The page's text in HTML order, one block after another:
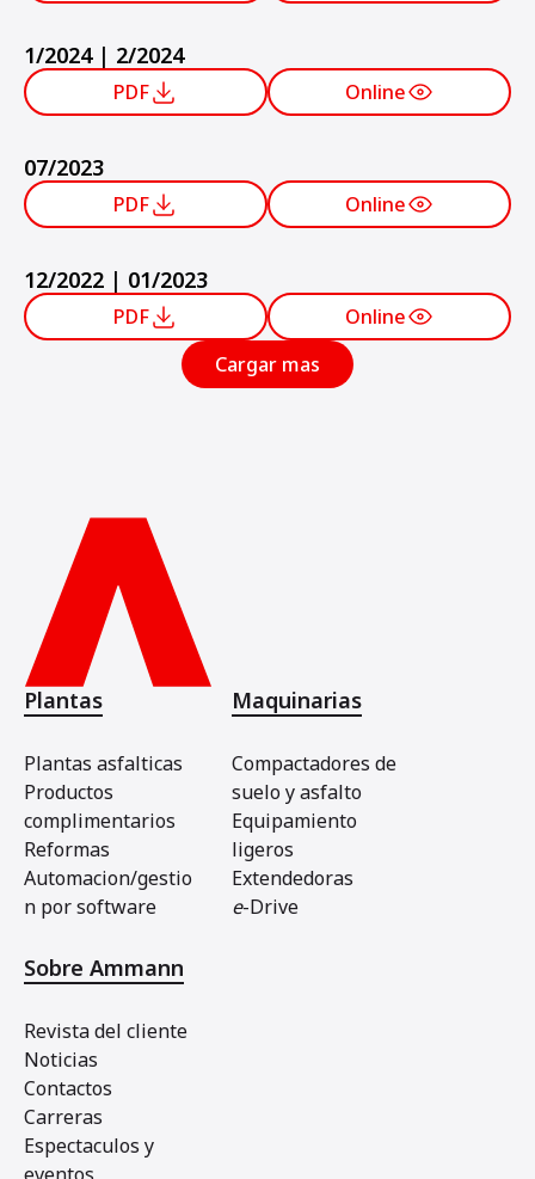
1/2024 | 2/2024
PDF Online
07/2023
PDF Online
12/2022 | 01/2023
PDF
Online
Cargar mas
Plantas
Plantas asfalticas
Productos
complimentarios
Reformas
Automacion/gestio
n por software
Maquinarias
Compactadores de
suelo y asfalto
Equipamiento
ligeros
Extendedoras
e-Drive
Sobre Ammann
Revista del cliente
Noticias
Contactos
Carreras
Espectaculos y